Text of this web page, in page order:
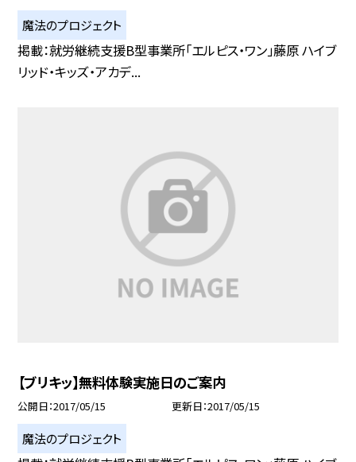
魔法のプロジェクト
掲載：就労継続支援B型事業所「エルピス・ワン」藤原 ハイブ
リッド・キッズ・アカデ...
【ブリキッ】無料体験実施日のご案内
公開日 2017/05/15 更新日 2017/05/15
魔法のプロジェクト